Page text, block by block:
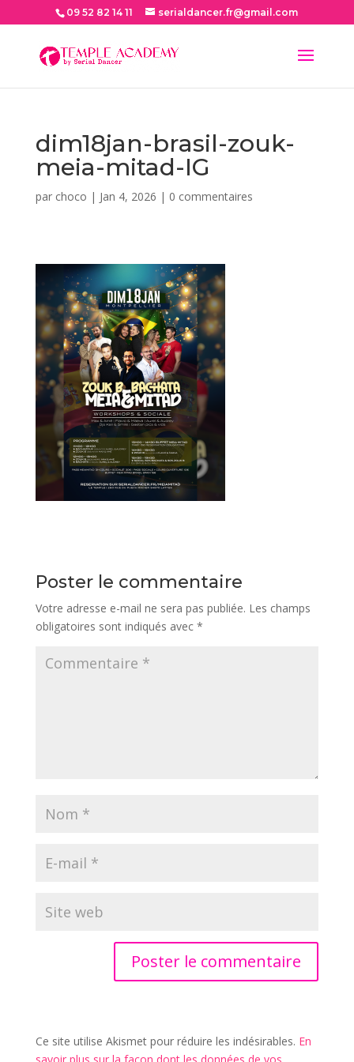
09 52 82 14 11 serialdancer.fr@gmail.com
dim18jan-brasil-zouk-
meia-mitad-IG
par choco | Jan 4, 2026 | 0 commentaires
Poster le commentaire
Votre adresse e-mail ne sera pas publiée. Les champs
obligatoires sont indiqués avec *
Ce site utilise Akismet pour réduire les indésirables. En